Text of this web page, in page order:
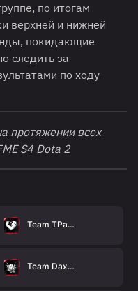
по итогам
верхней и нижней
покидающие
следить за
по ходу
протяжении всех
S4 Dota 2
Team TPaBoMaH
Team Daxak